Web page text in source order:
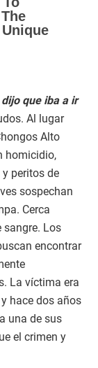
que iba a ir
Al lugar
Alto
homicidio,
peritos de
sospechan
Cerca
sangre. Los
encontrar
La víctima era
hace dos años
una de sus
el crimen y